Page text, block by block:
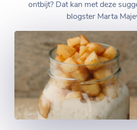
ontbijt? Dat kan met deze
blogster Marta